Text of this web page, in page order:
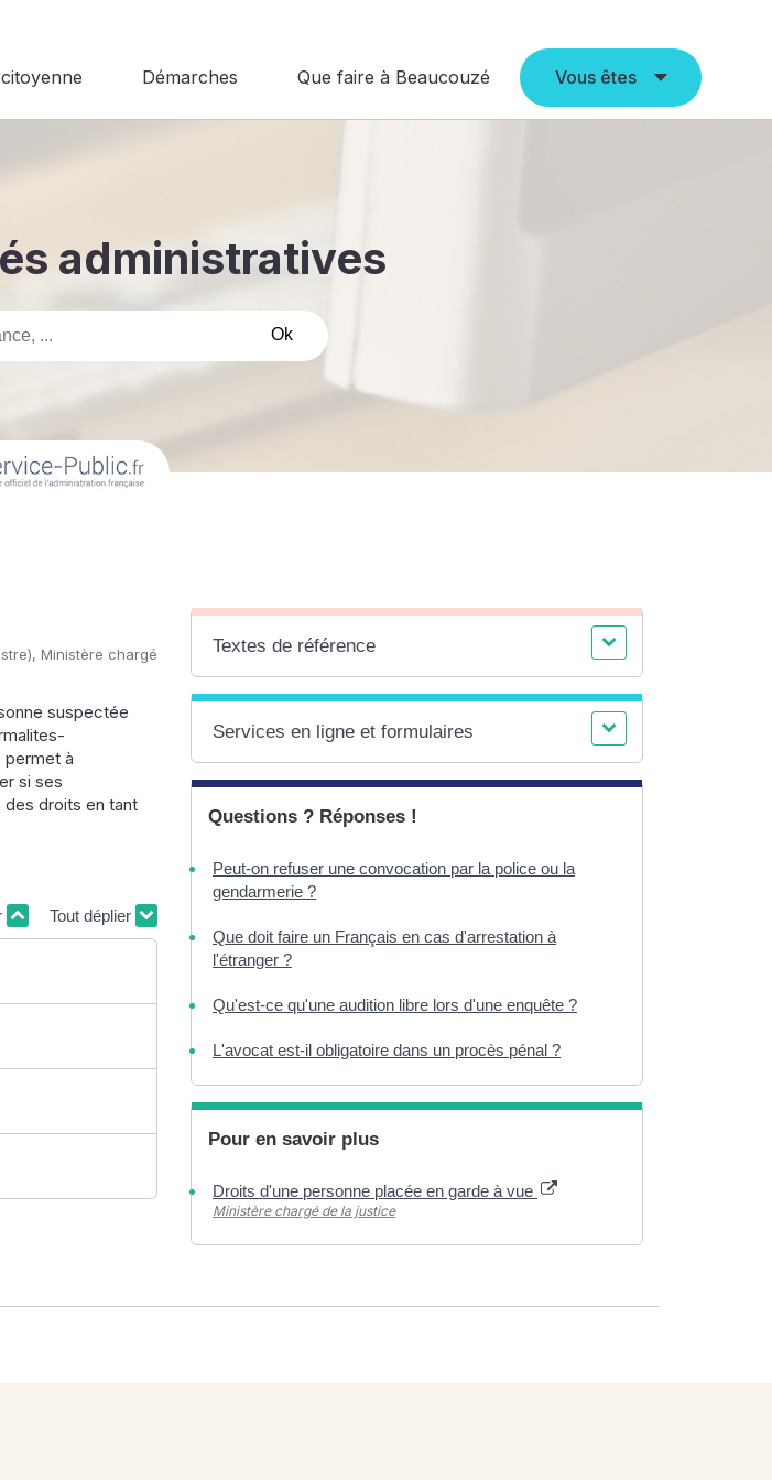
Démarches Que faire à Beaucouzé Vous êtes
administratives
Ministère chargé
suspectée
permet à
si ses
droits en tant
Tout déplier
Textes de référence
Services en ligne et formulaires
Questions ? Réponses !
Peut-on refuser une convocation par la police ou la
gendarmerie ?
Que doit faire un Français en cas d'arrestation à
l'étranger ?
Qu'est-ce qu'une audition libre lors d'une enquête ?
L'avocat est-il obligatoire dans un procès pénal ?
Pour en savoir plus
Droits d'une personne placée en garde à vue
Ministère chargé de la justice